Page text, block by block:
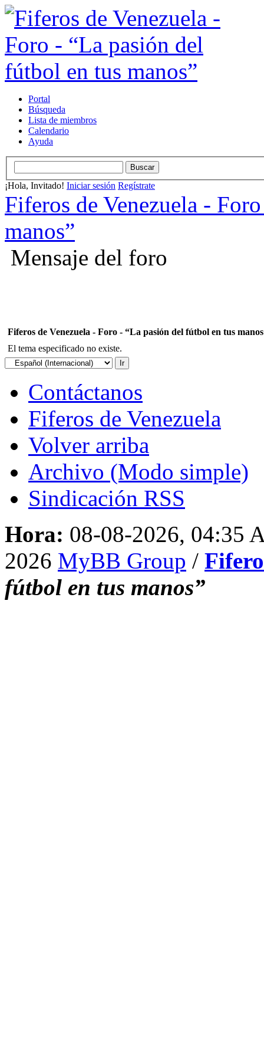
Portal
Búsqueda
Lista de miembros
Calendario
Ayuda
¡Hola, Invitado! Iniciar sesión Regístrate
Fiferos de Venezuela -
manos”
Mensaje del foro
Fiferos de Venezuela - Foro - “La pasión del fútbol en tus
El tema especificado no existe.
Contáctanos
Fiferos de Venezuela
Volver arriba
Archivo (Modo simple)
Sindicación RSS
Hora: 08-08-2026, 04:35
2026 MyBB Group /
fútbol en tus manos”